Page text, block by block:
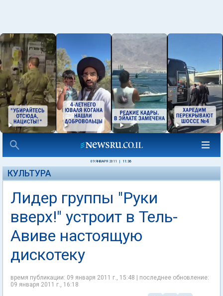
09 ЯНВАРЯ 2011 11:36
КУЛЬТУРА
Лидер группы "Руки
вверх!" устроит в Тель-
Авиве настоящую
дискотеку
время публикации: 09 января 2011 г., 15:48 | последнее обновление:
09 января 2011 г., 16:18